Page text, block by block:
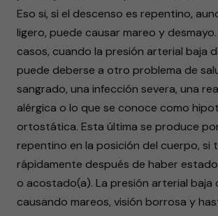
Eso si, si el descenso es repentino,
ligero, puede causar mareo y
casos, cuando la presión arterial baja
puede deberse a otro problema de
sangrado, una infección severa, una
alérgica o lo que se conoce como
ortostática. Esta última se produce
repentino en la posición del cuerpo, si
rápidamente después de haber
o acostado(a). La presión arterial baja
causando mareos, visión borrosa y